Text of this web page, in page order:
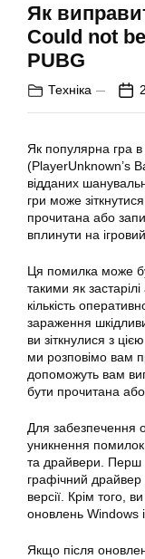
Як
Could not
PUBG
Техніка
Як популярна гра в
(PlayerUnknown’s
відданих
гри може
прочитана або
вплинути на
Ця помилка може
такими як
кількість
зараження
ви зіткнулися з
ми розповімо вам
допоможуть вам
бути прочитана
Для забезпечення
уникнення
та драйвери. Перш
графічний драйвер
версії. Крім того,
оновлень Windows
Якщо після